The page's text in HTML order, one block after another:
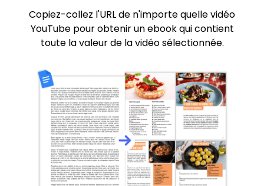
Copiez-collez l'URL de n'importe quelle vidéo
YouTube pour obtenir un ebook qui contient
toute la valeur de la vidéo sélectionnée.